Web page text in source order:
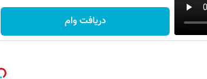
دریافت وام